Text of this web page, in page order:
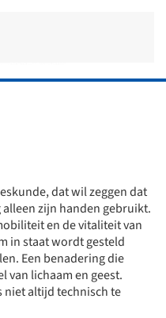
dat wil zeggen dat
zijn handen gebruikt.
en de vitaliteit van
in staat wordt gesteld
Een benadering die
van lichaam en geest.
niet altijd technisch te